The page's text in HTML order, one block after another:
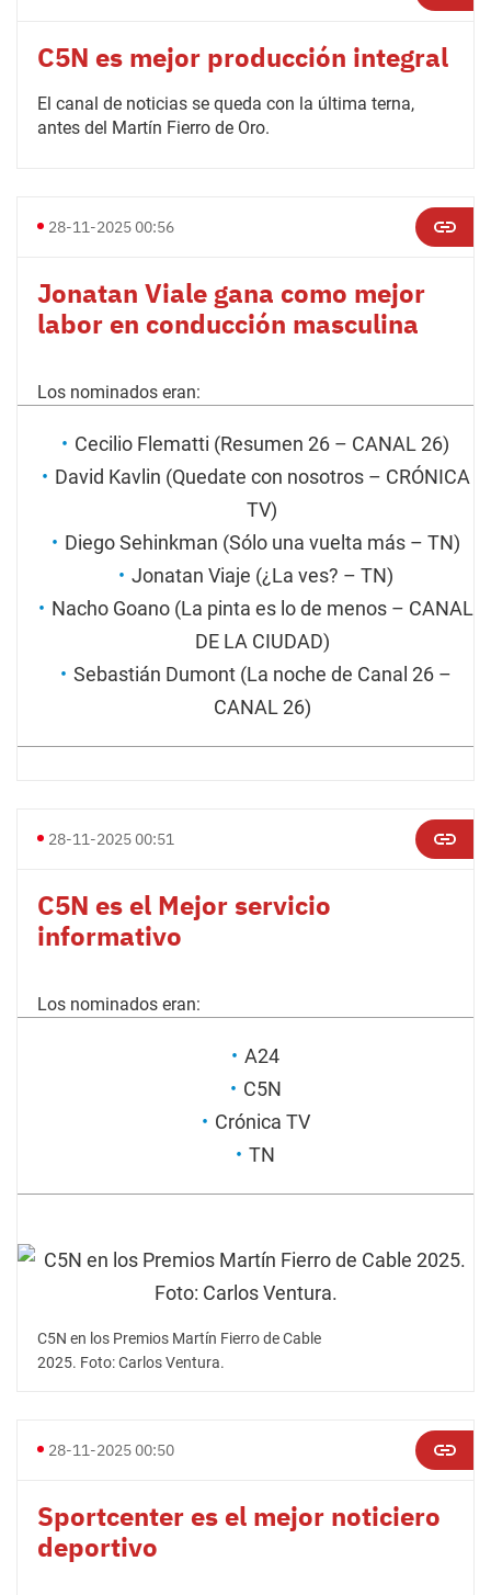
C5N es mejor producción integral
El canal de noticias se queda con la última terna,
antes del Martín Fierro de Oro.
28-11-2025 00:56
Jonatan Viale gana como mejor
labor en conducción masculina
Los nominados eran:
Cecilio Flematti (Resumen 26 – CANAL 26)
David Kavlin (Quedate con nosotros – CRÓNICA
TV)
Diego Sehinkman (Sólo una vuelta más – TN)
Jonatan Viaje (¿La ves? – TN)
Nacho Goano (La pinta es lo de menos – CANAL
DE LA CIUDAD)
Sebastián Dumont (La noche de Canal 26 –
CANAL 26)
28-11-2025 00:51
C5N es el Mejor servicio
informativo
Los nominados eran:
A24
C5N
Crónica TV
TN
C5N en los Premios Martín Fierro de Cable
2025. Foto: Carlos Ventura.
28-11-2025 00:50
Sportcenter es el mejor noticiero
deportivo